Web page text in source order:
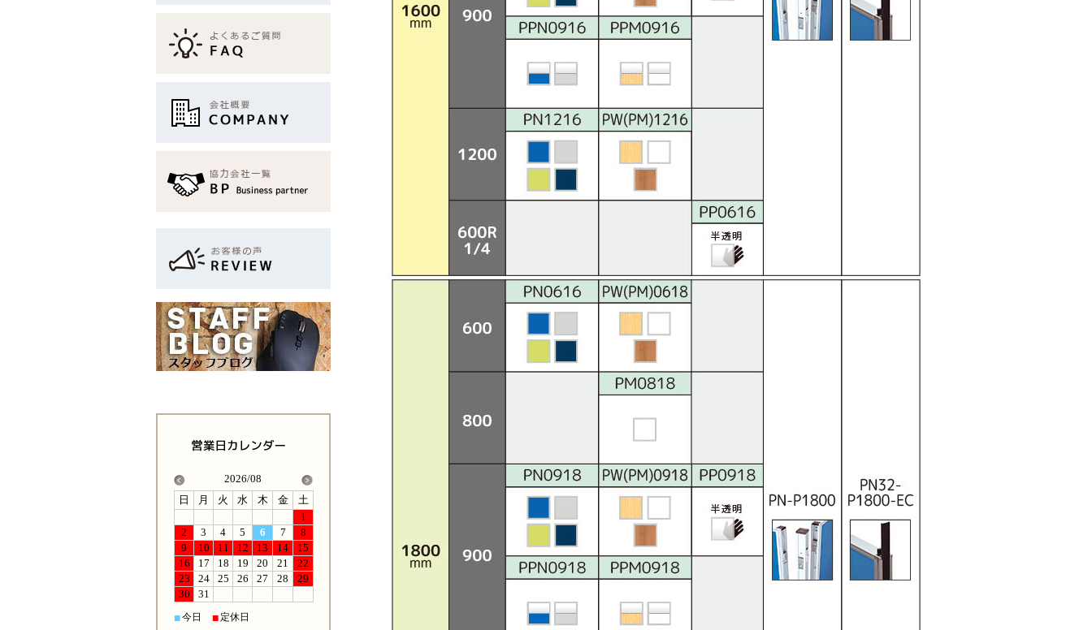
2026/08
日
月 火 水 木 金
土
1
2
3 4 5 6 7
8
9
10 11 12 13 14
15
16
17 18 19 20 21
22
23
24 25 26 27 28
29
30
31
■今日 ■ 定休日